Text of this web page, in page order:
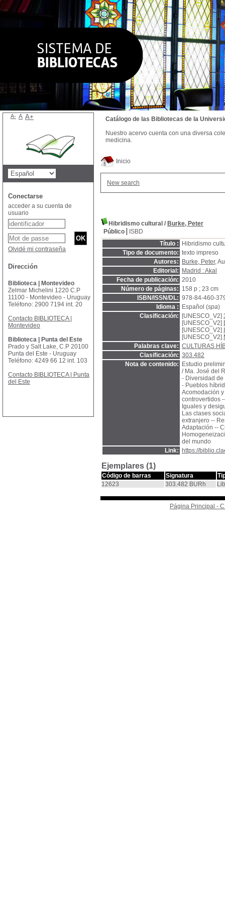
Inicio
New search
Hibridismo cultural / Burke, Peter
Público
ISBD
Título :
Hibridismo
Tipo de documento: texto impreso
Autores:
Burke, Peter,
Editorial:
Madrid : Akal
Fecha de publicación: 2010
Número de páginas: 158 p ; 23 cm
ISBN/ISSN/DL: 978-84-460-
Idioma :
Español (spa)
Clasificación:
[UNESCO_V2]
[UNESCO_V2]
[UNESCO_V2]
[UNESCO_V2]
Palabras clave: CULTURAS
Clasificación: 303.482
Nota de contenido:
Estudio
/ Ma. José del
- Diversidad de
- Pueblos
Acomodación
controvertidos
Iguales y
Las clases
extranjero --
Adaptación --
del mundo
Link:
https://
Ejemplares (1)
Código de barras Signatura
12623
303.482 BURh
Página Principal -
Catálogo de las Bibliotecas de la
Nuestro acervo cuenta con una diversa
medicina.
A- A A+
Conectarse
acceder a su cuenta de
usuario
Olvidé mi contraseña
Dirección
Biblioteca | Montevideo
Zelmar Michelini 1220 C.P
11100 - Montevideo - Uruguay
Teléfono: 2900 7194 int. 20
Contacto BIBLIOTECA |
Montevideo
Biblioteca | Punta del Este
Prado y Salt Lake, C.P 20100
Punta del Este - Uruguay
Teléfono: 4249 66 12 int. 103
Contacto BIBLIOTECA | Punta
del Este